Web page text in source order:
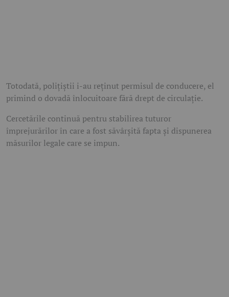
Totodată, polițiștii i-au reținut permisul de conducere, el
primind o dovadă înlocuitoare fără drept de circulație.
Cercetările continuă pentru stabilirea tuturor
împrejurărilor în care a fost săvârșită fapta și dispunerea
măsurilor legale care se impun.